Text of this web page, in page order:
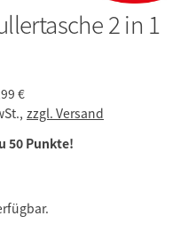
2 in 1
€
zzgl. Versand
50 Punkte!